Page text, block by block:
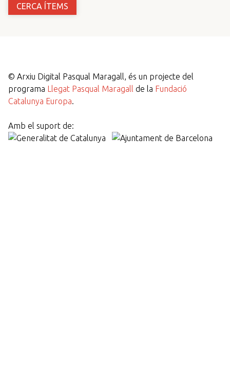
© Arxiu Digital Pasqual Maragall, és un projecte del
programa Llegat Pasqual Maragall de la Fundació
Catalunya Europa.
Amb el suport de: